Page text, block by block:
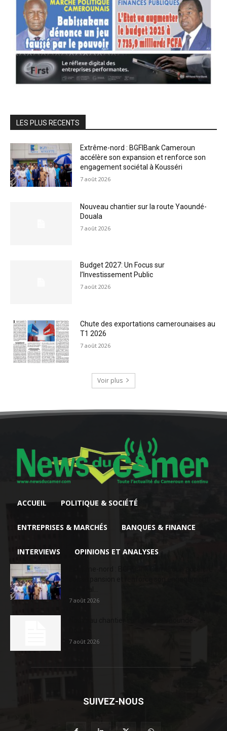
LES PLUS RECENTS
Extrême-nord : BGFIBank Cameroun
accélère son expansion et renforce son
engagement sociétal à Kousséri
7 août 2026
Nouveau chantier sur la route Yaoundé-
Douala
7 août 2026
Budget 2027: Un Focus sur
l’Investissement Public
7 août 2026
Chute des exportations camerounaises au
T1 2026
7 août 2026
Voir plus
ACCUEIL POLITIQUE & SOCIÉTÉ
ENTREPRISES & MARCHÉS BANQUES & FINANCE
INTERVIEWS OPINIONS ET ANALYSES
7 août 2026
7 août 2026
SUIVEZ-NOUS